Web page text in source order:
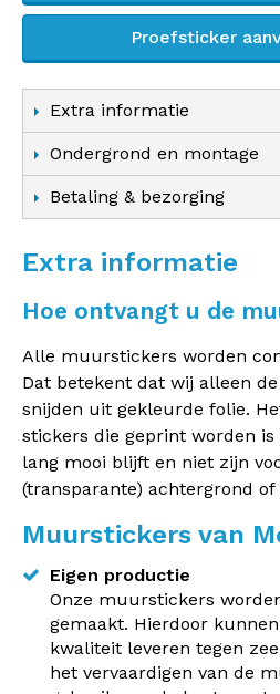
Proefsticker
Extra informatie
Ondergrond en montage
Betaling & bezorging
Extra informatie
Hoe ontvangt u de
Alle muurstickers worden
Dat betekent dat wij alleen
snijden uit gekleurde folie.
stickers die geprint worden
lang mooi blijft en niet zijn
(transparante) achtergrond of
Muurstickers van
Eigen productie
Onze muurstickers
gemaakt. Hierdoor
kwaliteit leveren tegen
het vervaardigen van de